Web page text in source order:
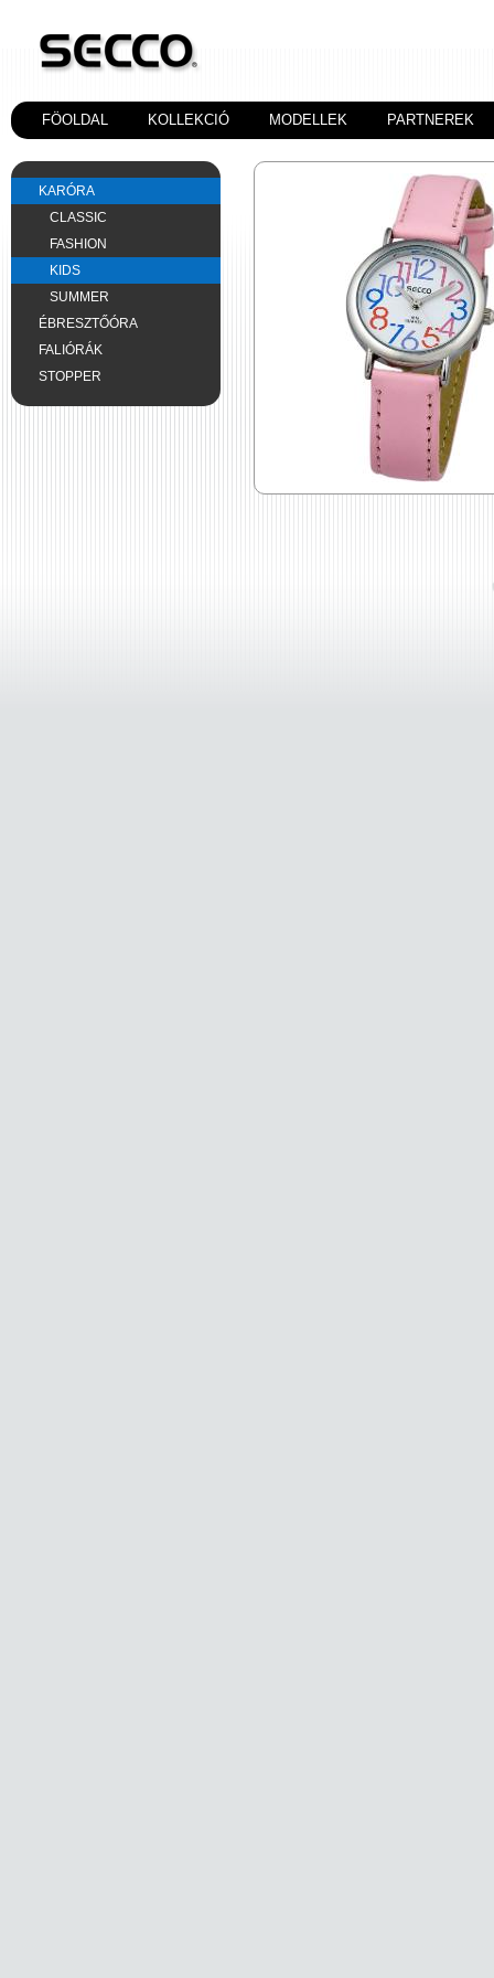
FÖOLDAL KOLLEKCIÓ MODELLEK PARTNEREK
KARÓRA
CLASSIC
FASHION
KIDS
SUMMER
ÉBRESZTŐÓRA
FALIÓRÁK
STOPPER